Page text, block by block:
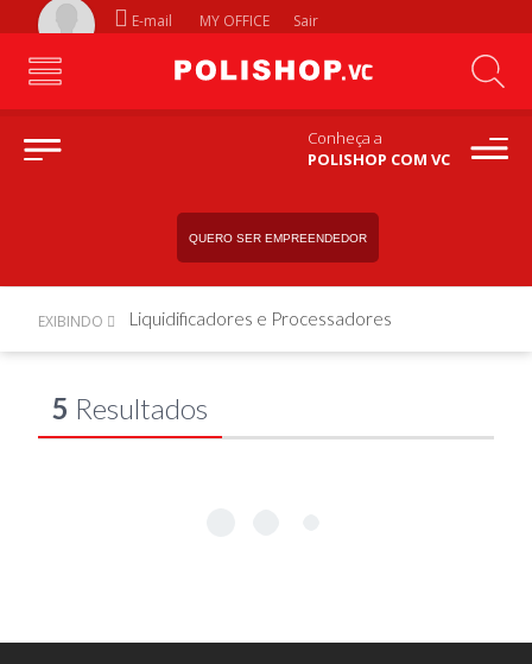
E-mail MY OFFICE Sair
Conheça a
POLISHOP COM VC
QUERO SER EMPREENDEDOR
EXIBINDO Liquidificadores e Processadores
5 Resultados